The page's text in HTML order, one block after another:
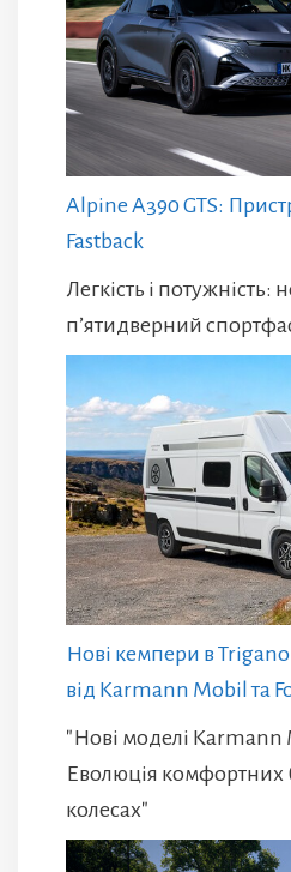
Alpine A390 GTS:
Fastback
Легкість і потужність:
п’ятидверний
Нові кемпери в
від Karmann Mobil та
"Нові моделі Karmann
Еволюція комфортних
колесах"